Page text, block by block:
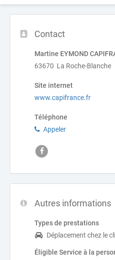
Contact
Martine EYMOND
63670 La Roche-Blanche
Site internet
www.capifrance.fr
Téléphone
Appeler
Autres informations
Types de prestations
Déplacement chez le
Éligible Service à la